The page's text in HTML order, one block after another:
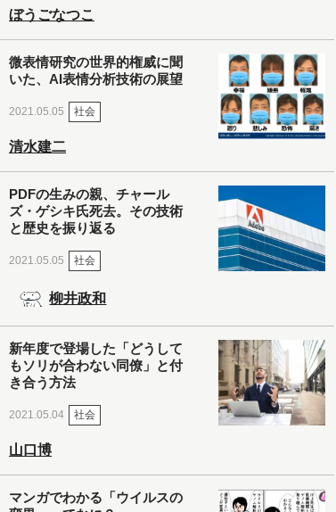
ぼうごなつこ
微表情研究の世界的権威に聞
いた、AI表情分析技術の展望
2021.05.05 社会
清水建二
PDFの生みの親、チャール
ズ・ゲシキ氏死去。その技術
と歴史を振り返る
2021.05.05 社会
柳井政和
新年度で登場した「どうして
もソリが合わない同僚」と付
き合う方法
2021.05.04 社会
山口博
マンガでわかる「ウイルスの